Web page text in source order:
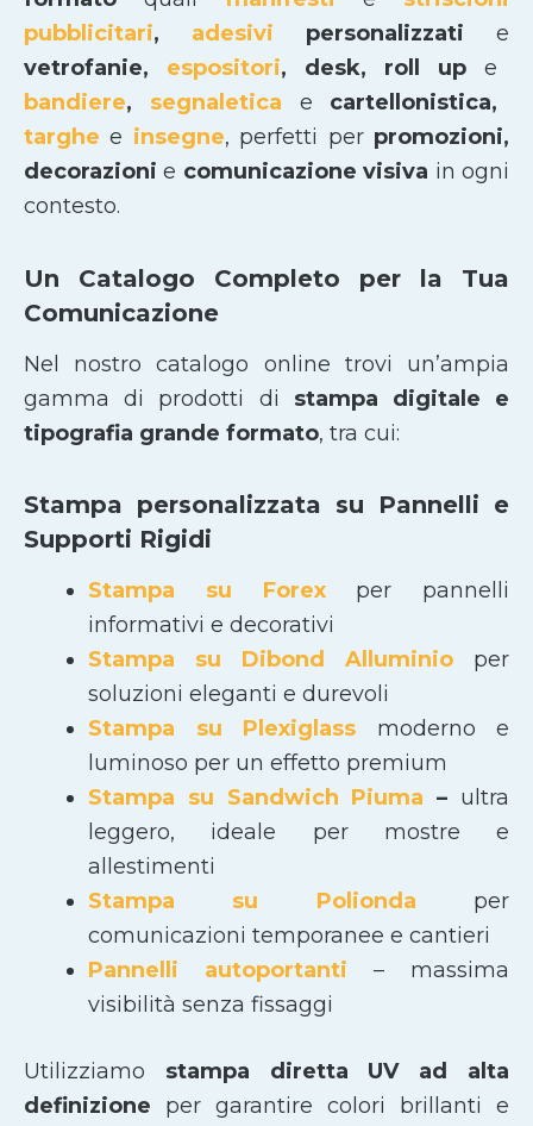
pubblicitari, adesivi personalizzati e
vetrofanie, espositori, desk, roll up e
bandiere, segnaletica e cartellonistica,
targhee insegne, perfetti per promozioni,
decorazionie comunicazione visiva in ogni
contesto.
Un Catalogo Completo per la Tua
Comunicazione
Nel nostro catalogo online trovi un’ampia
gamma di prodotti di stampa digitale e
tipografia grande formato, tra cui:
Stampa personalizzata su Pannelli e
Supporti Rigidi
Stampa su Forexper pannelli
informativi e decorativi
Stampa su Dibond Alluminio per
soluzioni eleganti e durevoli
Stampa su Plexiglass moderno e
luminoso per un effetto premium
Stampa su Sandwich Piuma – ultra
leggero, ideale per mostre e
allestimenti
Stampa su Polionda per
comunicazioni temporanee e cantieri
Pannelli autoportanti – massima
visibilità senza fissaggi
Utilizziamo stampa diretta UV ad alta
definizione per garantire colori brillanti e